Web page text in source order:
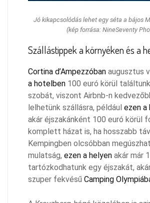
Jó kikapcsolódás lehet egy séta a bájos
(kép forrása: NineSeventy
Szállástippek a környéken és a
Cortina d’Ampezzóban augusztus
a hotelben 100 euró körül
szobát, viszont Airbnb-n
lelhetünk szállásra, például ezen a
akár éjszakánként 100 euró körül
komplett házat is, ha hosszabb
Kempingben olcsóbban
mulatság, ezen a helyen akár már
tartózkodhatunk egy éjszakát,
szuper fekvésű Camping